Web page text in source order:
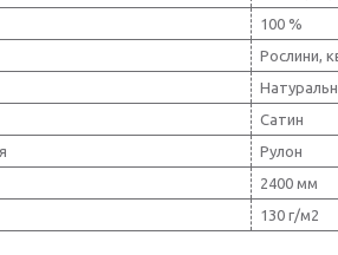
100 %
Рослини,
Сатин
Рулон
2400 мм
130 г/м2